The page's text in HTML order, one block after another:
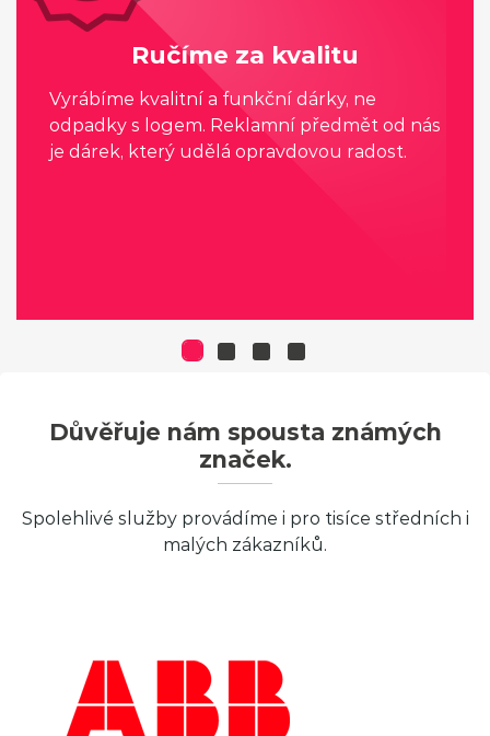
Ručíme za kvalitu
Vyrábíme kvalitní a funkční dárky, ne
odpadky s logem. Reklamní předmět od nás
je dárek, který udělá opravdovou radost.
Důvěřuje nám spousta známých
značek.
Spolehlivé služby provádíme i pro tisíce středních i
malých zákazníků.